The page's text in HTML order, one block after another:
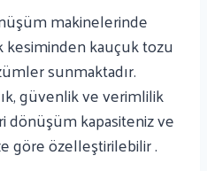
makinelerinde
kesiminden kauçuk tozu
sunmaktadır.
güvenlik ve verimlilik
dönüşüm kapasiteniz ve
göre özelleştirilebilir .